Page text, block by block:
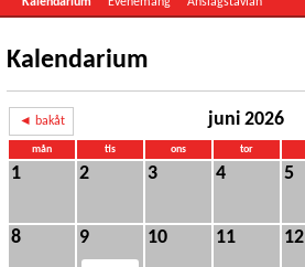
Kalendarium
◄ bakåt juni 2026
mån tis ons tor
1 2 3 4 5
8 9 10 11 12